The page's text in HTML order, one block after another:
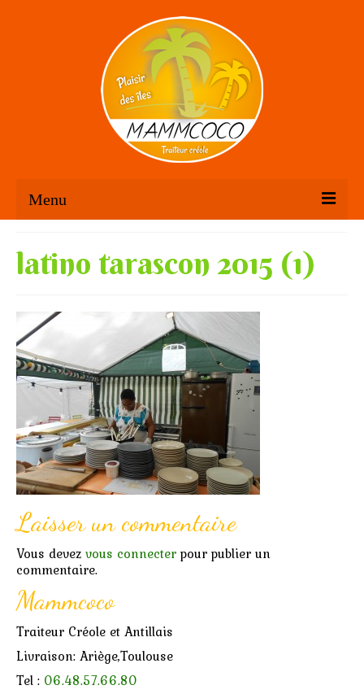
Menu
Mamm’ Coco
Marchés
latino tarascon 2015 (1)
Laisser un commentaire
Vous devez vous connecter pour publier un
commentaire.
Mammcoco
Traiteur Créole et Antillais
Livraison: Ariège,Toulouse
Tel : 06.48.57.66.80